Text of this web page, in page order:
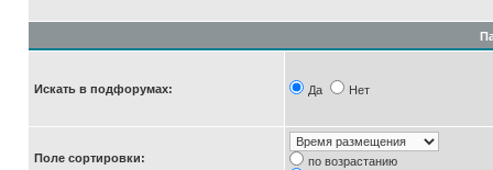
Искать в подфорумах: Да Нет
Поле сортировки:
по возрастанию